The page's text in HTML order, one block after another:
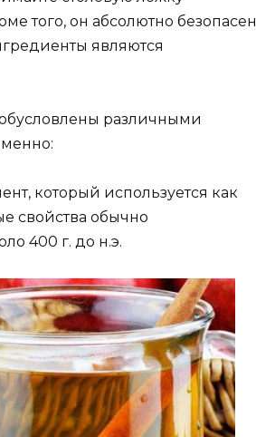
того, он абсолютно безопасен
являются
различными
который используется как
свойства обычно
400 г. до н.э.